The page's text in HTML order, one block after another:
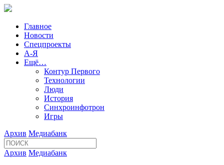
Главное
Новости
Спецпроекты
А-Я
Ещё…
Контур Первого
Технологии
Люди
История
Синхроинфотрон
Игры
Архив Медиабанк
Архив Медиабанк